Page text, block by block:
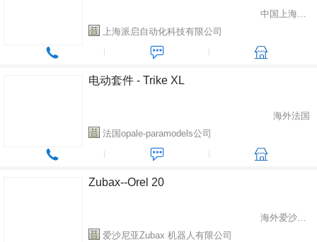
中国上海市松江区
上海派启自动化科技有限公司
电动套件 - Trike XL
海外法国
法国opale-paramodels公司
Zubax--Orel 20
海外爱沙尼亚
爱沙尼亚Zubax 机器人有限公司